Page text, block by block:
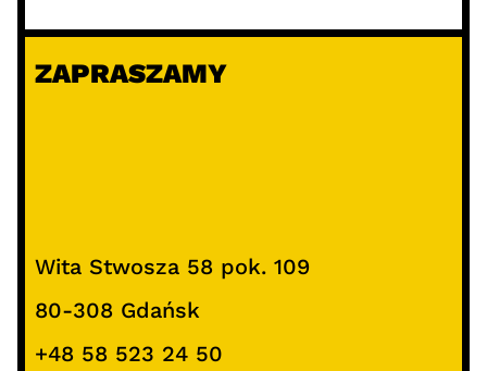
ZAPRASZAMY
Wita Stwosza 58 pok. 109
80-308 Gdańsk
+48 58 523 24 50